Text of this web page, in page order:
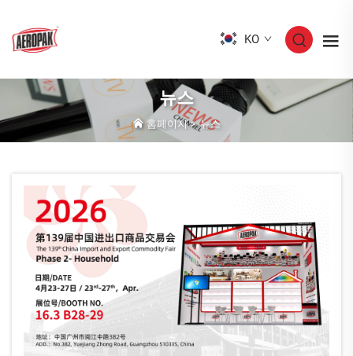
KO
뉴스
홈페이지>뉴스